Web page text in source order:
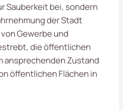
Sauberkeit bei, sondern
der Stadt
Gewerbe und
die öffentlichen
ansprechenden Zustand
öffentlichen Flächen in